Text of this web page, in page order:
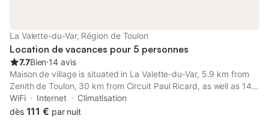
La Valette-du-Var, Région de Toulon
Location de vacances pour 5 personnes
7.7Bien⋅14 avis
Maison de village is situated in La Valette-du-Var, 5.9 km from
Zenith de Toulon, 30 km from Circuit Paul Ricard, as well as 14
km from Villa Noailles Art Centre. Free WiFi is available
throughout the property and Toulon Train Station is 5.5 km
WiFi Internet
Climatisation
dès 111 € par nuit